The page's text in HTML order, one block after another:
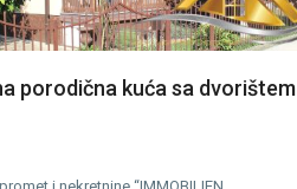
porodična kuća sa dvorištem